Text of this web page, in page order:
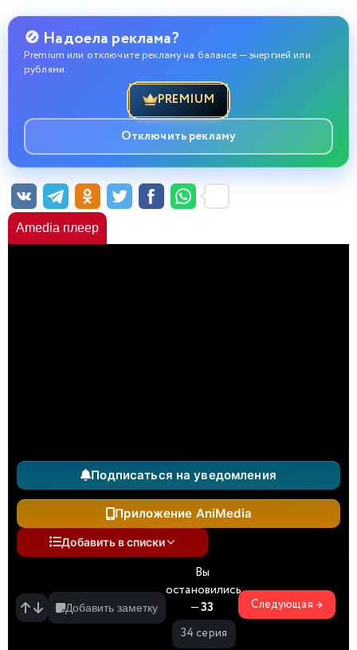
🚫 Надоела реклама?
Premium или отключите рекламу на балансе — энергией или
рублями.
PREMIUM
Отключить рекламу
Amedia плеер
Подписаться на уведомления
Приложение AniMedia
Добавить в списки
Добавить заметку
Вы
остановились
—33
34 серия
Следующая →